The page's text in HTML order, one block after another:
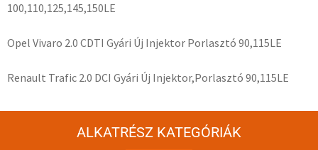
100,110,125,145,150LE
Opel Vivaro 2.0 CDTI Gyári Új Injektor Porlasztó 90,115LE
Renault Trafic 2.0 DCI Gyári Új Injektor,Porlasztó 90,115LE
ALKATRÉSZ KATEGÓRIÁK